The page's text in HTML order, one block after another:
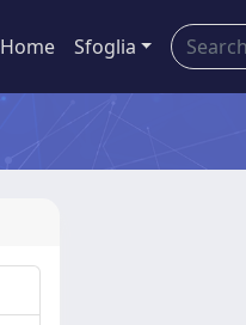
Home Sfoglia